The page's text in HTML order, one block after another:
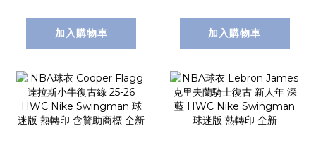
加入購物車 加入購物車